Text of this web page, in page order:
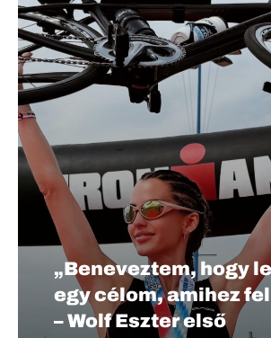
„Beneveztem, hogy
egy célom, amihez
– Wolf Eszter első